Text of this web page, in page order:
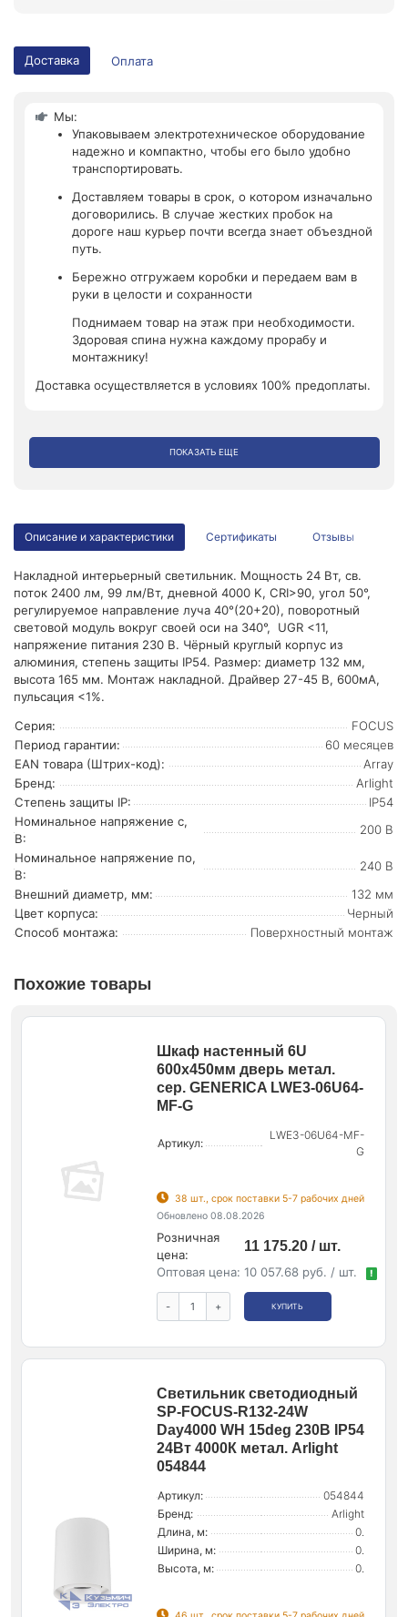
Доставка Оплата
Мы:
Упаковываем электротехническое оборудование
надежно и компактно, чтобы его было удобно
транспортировать.
Доставляем товары в срок, о котором изначально
договорились. В случае жестких пробок на
дороге наш курьер почти всегда знает объездной
путь.
Бережно отгружаем коробки и передаем вам в
руки в целости и сохранности
Поднимаем товар на этаж при необходимости.
Здоровая спина нужна каждому прорабу и
монтажнику!
Доставка осуществляется в условиях 100% предоплаты.
ПОКАЗАТЬ ЕЩЕ
Описание и характеристики Сертификаты Отзывы
Накладной интерьерный светильник. Мощность 24 Вт, св.
поток 2400 лм, 99 лм/Вт, дневной 4000 K, CRI>90, угол 50°,
регулируемое направление луча 40°(20+20), поворотный
световой модуль вокруг своей оси на 340°, UGR <11,
напряжение питания 230 В. Чёрный круглый корпус из
алюминия, степень защиты IP54. Размер: диаметр 132 мм,
высота 165 мм. Монтаж накладной. Драйвер 27-45 В, 600мА,
пульсация <1%.
Серия:
FOCUS
Период гарантии:
60 месяцев
EAN товара (Штрих-код):
Array
Бренд:
Arlight
Степень защиты IP:
IP54
Номинальное напряжение с,
В:
200 В
Номинальное напряжение по,
В:
240 В
Внешний диаметр, мм:
132 мм
Цвет корпуса:
Черный
Способ монтажа:
Поверхностный монтаж
Похожие товары
Шкаф настенный 6U
600х450мм дверь метал.
сер. GENERICA LWE3-06U64-
MF-G
Артикул:
LWE3-06U64-MF-
G
38 шт., срок поставки 5-7 рабочих дней
Обновлено 08.08.2026
Розничная
цена:
11 175.20 / шт.
Оптовая цена: 10 057.68 руб. / шт. !
- + КУПИТЬ
Светильник светодиодный
SP-FOCUS-R132-24W
Day4000 WH 15deg 230В IP54
24Вт 4000К метал. Arlight
054844
Артикул:
054844
Бренд:
Arlight
Длина, м:
0.
Ширина, м:
0.
Высота, м:
0.